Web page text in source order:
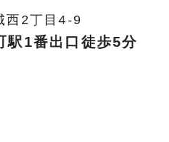
西2丁目4-9
1番出口徒歩5分